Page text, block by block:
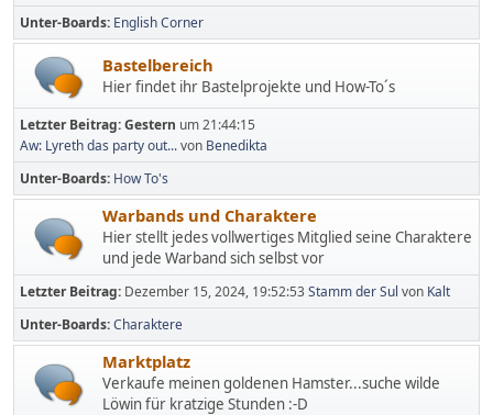
Unter-Boards English Corner
Bastelbereich
Hier findet ihr Bastelprojekte und How-To´s
Letzter Beitrag:Gestern um 21:44:15
Aw: Lyreth das party out...von Benedikta
Unter-Boards How To's
Warbands und Charaktere
Hier stellt jedes vollwertiges Mitglied seine Charaktere
und jede Warband sich selbst vor
Letzter Beitrag: Dezember 15, 2024, 19:52:53Stamm der Sul von Kalt
Unter-Boards Charaktere
Marktplatz
Verkaufe meinen goldenen Hamster...suche wilde
Löwin für kratzige Stunden :-D